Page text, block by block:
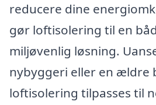
reducere dine
gør loftisolering til en
miljøvenlig løsning.
nybyggeri eller en ældre
loftisolering tilpasses til